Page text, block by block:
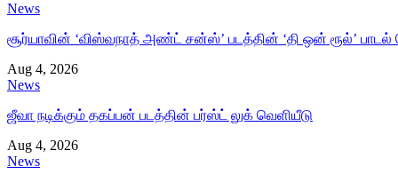
News
சூர்யாவின் ‘விஸ்வநாத் அண்ட் சன்ஸ்’ படத்தின் ‘தி ஒன் ரூல்’ பாடல்
Aug 4, 2026
News
ஜீவா நடிக்கும் தகப்பன் படத்தின் பர்ஸ்ட் லுக் வெளியீடு
Aug 4, 2026
News